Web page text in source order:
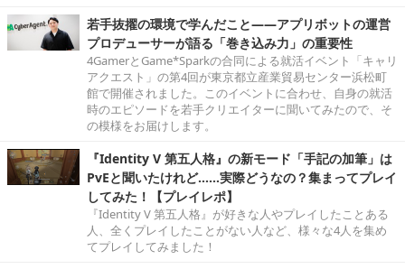
若手抜擢の環境で学んだこと――アプリボットの運営
プロデューサーが語る「巻き込み力」の重要性
4GamerとGame*Sparkの合同による就活イベント「キャリ
アクエスト」の第4回が東京都立産業貿易センター浜松町
館で開催されました。このイベントに合わせ、自身の就活
時のエピソードを若手クリエイターに聞いてみたので、そ
の模様をお届けします。
『Identity V 第五人格』の新モード「手記の加筆」は
PvEと聞いたけれど……実際どうなの？集まってプレイ
してみた！【プレイレポ】
『Identity V 第五人格』が好きな人やプレイしたことある
人、全くプレイしたことがない人など、様々な4人を集め
てプレイしてみました！